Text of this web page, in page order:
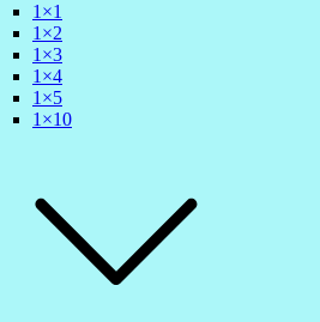
1×1
1×2
1×3
1×4
1×5
1×10